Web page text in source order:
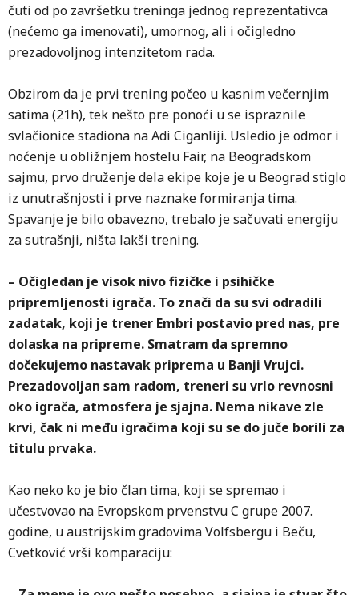
čuti od po završetku treninga jednog reprezentativca
(nećemo ga imenovati), umornog, ali i očigledno
prezadovoljnog intenzitetom rada.
Obzirom da je prvi trening počeo u kasnim večernjim
satima (21h), tek nešto pre ponoći u se ispraznile
svlačionice stadiona na Adi Ciganliji. Usledio je odmor i
noćenje u obližnjem hostelu Fair, na Beogradskom
sajmu, prvo druženje dela ekipe koje je u Beograd stiglo
iz unutrašnjosti i prve naznake formiranja tima.
Spavanje je bilo obavezno, trebalo je sačuvati energiju
za sutrašnji, ništa lakši trening.
– Očigledan je visok nivo fizičke i psihičke
pripremljenosti igrača. To znači da su svi odradili
zadatak, koji je trener Embri postavio pred nas, pre
dolaska na pripreme. Smatram da spremno
dočekujemo nastavak priprema u Banji Vrujci.
Prezadovoljan sam radom, treneri su vrlo revnosni
oko igrača, atmosfera je sjajna. Nema nikave zle
krvi, čak ni među igračima koji su se do juče borili za
titulu prvaka.
Kao neko ko je bio član tima, koji se spremao i
učestvovao na Evropskom prvenstvu C grupe 2007.
godine, u austrijskim gradovima Volfsbergu i Beču,
Cvetković vrši komparaciju: